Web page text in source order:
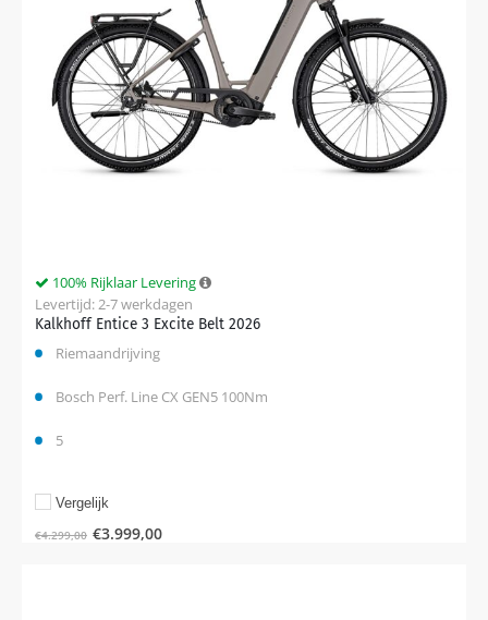
Kalkhoff Entice 3 Excite Belt 2026
100% Rijklaar Levering
Levertijd: 2-7 werkdagen
Riemaandrijving
Bosch Perf. Line CX GEN5 100Nm
5
€4.299,00 €3.999,00
Vergelijk